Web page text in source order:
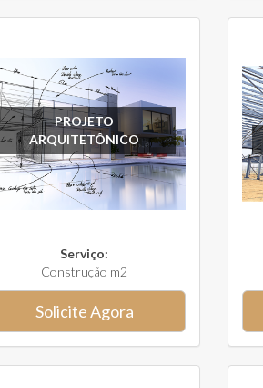
PROJETO
ARQUITETÔNICO
Serviço:
Construção m2
Solicite Agora